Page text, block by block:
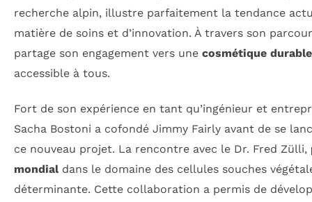
recherche alpin, illustre parfaitement la tendance
matière de soins et d’innovation. À travers son
partage son engagement vers une cosmétique durable
accessible à tous.
Fort de son expérience en tant qu’ingénieur et
Sacha Bostoni a cofondé Jimmy Fairly avant de se
ce nouveau projet. La rencontre avec le Dr. Fred Zülli,
mondialdans le domaine des cellules souches
déterminante. Cette collaboration a permis de